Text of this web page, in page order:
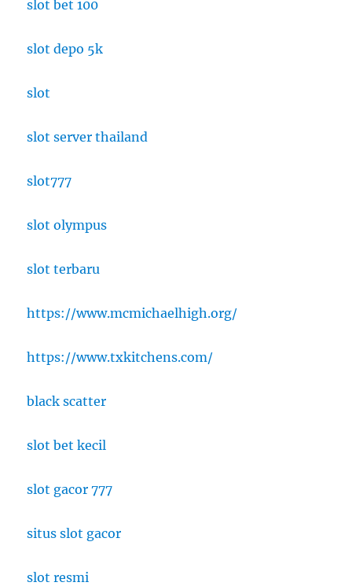
slot bet 100
slot depo 5k
slot
slot server thailand
slot777
slot olympus
slot terbaru
https://www.mcmichaelhigh.org/
https://www.txkitchens.com/
black scatter
slot bet kecil
slot gacor 777
situs slot gacor
slot resmi